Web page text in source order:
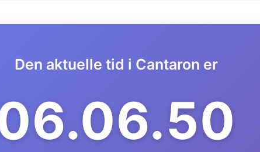
Den aktuelle tid i Cantaron er
06.06.51